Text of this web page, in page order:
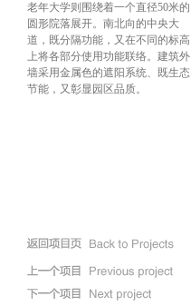
老年大学则围绕着一个直径50米的
圆形院落展开。南北向的中央大
道，既分隔功能，又在不同的标高
上将各部分使用功能联络。建筑外
墙采用金属色的遮阳系统、既生态
节能，又彰显园区品质。